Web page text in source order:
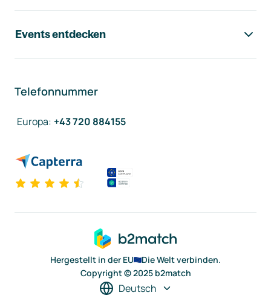
Events entdecken
Telefonnummer
Europa: +43 720 884155
Hergestellt in der EU
Die Welt verbinden.
Copyright © 2025 b2match
Deutsch